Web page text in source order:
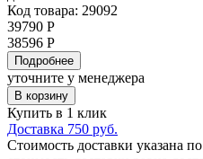
Код товара: 29092
39790 Р
38596 Р
Подробнее
уточните у менеджера
В корзину
Купить в 1 клик
Доставка 750 руб.
Стоимость доставки указана